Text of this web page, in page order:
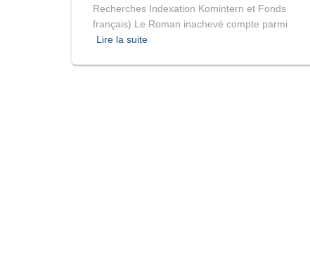
Recherches Indexation Komintern et Fonds
français) Le Roman inachevé compte parmi
Lire la suite